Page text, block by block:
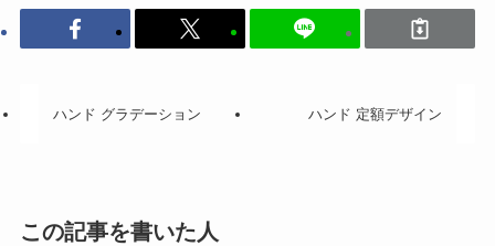
ハンド グラデーション ハンド 定額デザイン
この記事を書いた人